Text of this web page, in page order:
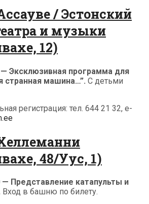
/ Эстонский
и музыки
12)
— Эксклюзивная программа для
странная машина…”. С детьми
регистрация: тел. 644 21 32, e-
48/Уус, 1)
— Представление катапульты и
Вход в башню по билету.